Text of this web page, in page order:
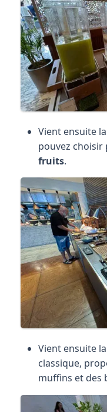
Vient ensuite la
pouvez choisir
fruits.
Vient ensuite la
classique,
muffins et des